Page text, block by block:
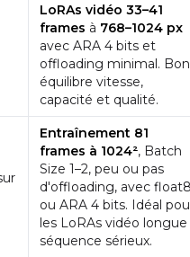
LoRA Scale
Prompt
LoRAs vidéo 33–41
frames à 768–1024 px
avec ARA 4 bits et
offloading minimal. Bon
équilibre vitesse,
capacité et qualité.
Entraînement 81
frames à 1024², Batch
Size 1–2, peu ou pas
d'offloading, avec
ou ARA 4 bits. Idéal
les LoRAs vidéo longue
séquence sérieux.